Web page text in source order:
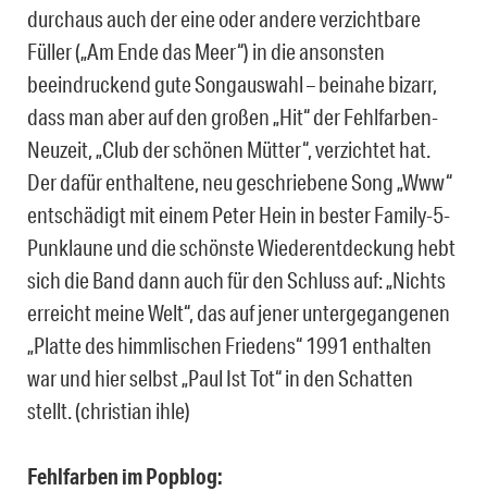
durchaus auch der eine oder andere verzichtbare
Füller („Am Ende das Meer“) in die ansonsten
beeindruckend gute Songauswahl – beinahe bizarr,
dass man aber auf den großen „Hit“ der Fehlfarben-
Neuzeit, „Club der schönen Mütter“, verzichtet hat.
Der dafür enthaltene, neu geschriebene Song „Www“
entschädigt mit einem Peter Hein in bester Family-5-
Punklaune und die schönste Wiederentdeckung hebt
sich die Band dann auch für den Schluss auf: „Nichts
erreicht meine Welt“, das auf jener untergegangenen
„Platte des himmlischen Friedens“ 1991 enthalten
war und hier selbst „Paul Ist Tot“ in den Schatten
stellt. (christian ihle)
Fehlfarben im Popblog: